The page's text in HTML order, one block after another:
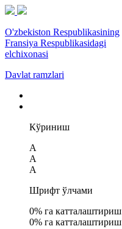
O'zbekiston Respublikasining
Fransiya Respublikasidagi
elchixonasi
Davlat ramzlari
Кўриниш
A
A
A
Шрифт ўлчами
0% га катталаштириш
0% га катталаштириш